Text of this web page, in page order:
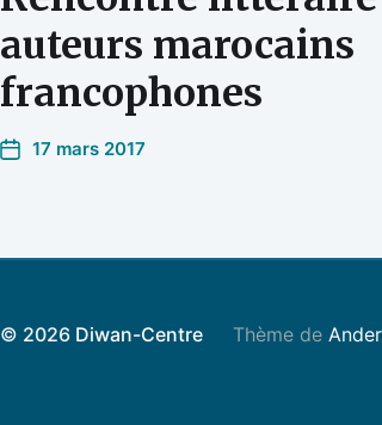
auteurs marocains
francophones
17 mars 2017
© 2026 Diwan-Centre Thème de